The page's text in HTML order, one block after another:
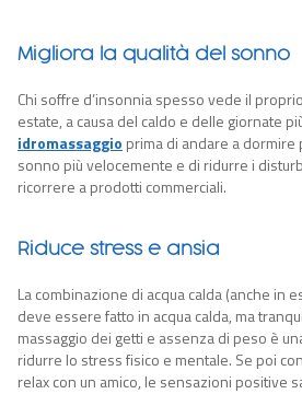
Migliora la qualità del sonno
Chi soffre d’insonnia spesso vede il
estate, a causa del caldo e delle giornate
idromassaggio prima di andare a
sonno più velocemente e di ridurre i
ricorrere a prodotti commerciali.
Riduce stress e ansia
La combinazione di acqua calda (anche in
deve essere fatto in acqua calda, ma
massaggio dei getti e assenza di peso è
ridurre lo stress fisico e mentale. Se poi
relax con un amico, le sensazioni positive